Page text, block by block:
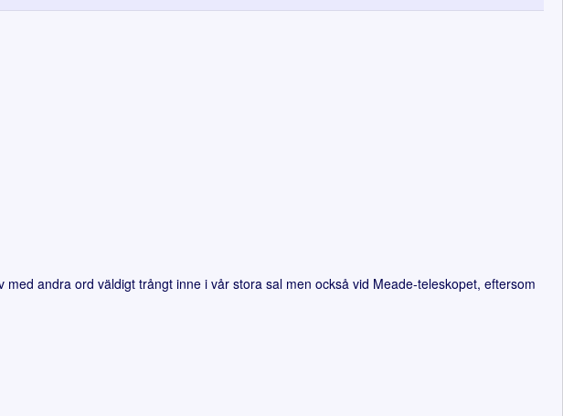
andra ord väldigt trångt inne i vår stora sal men också vid Meade-teleskopet, eftersom